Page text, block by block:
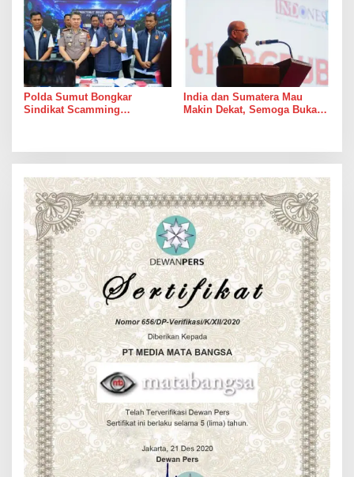
KILOGRAM BARANG BUKTI
Polda Sumut Bongkar
Sindikat Scamming
India dan Sumatera Mau
Makin Dekat, Semoga Bukan